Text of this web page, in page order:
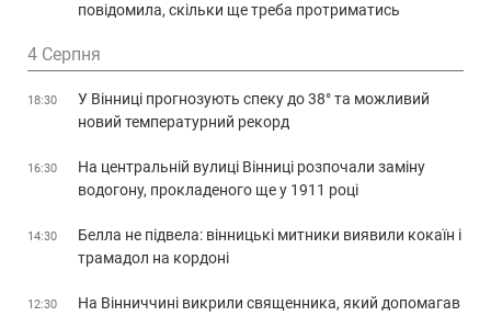
повідомила, скільки ще треба протриматись
4 Серпня
18:30
У Вінниці прогнозують спеку до 38° та можливий
новий температурний рекорд
16:30
На центральній вулиці Вінниці розпочали заміну
водогону, прокладеного ще у 1911 році
14:30
Белла не підвела: вінницькі митники виявили кокаїн і
трамадол на кордоні
12:30
На Вінниччині викрили священника, який допомагав